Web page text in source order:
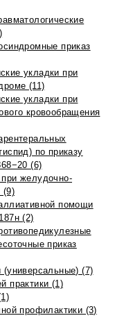
приказ
укладки при
(11)
укладки при
кровообращения
по приказу
(6)
желудочно-
(9)
помощи
(2)
приказ
(7)
практики (1)
профилактики (3)